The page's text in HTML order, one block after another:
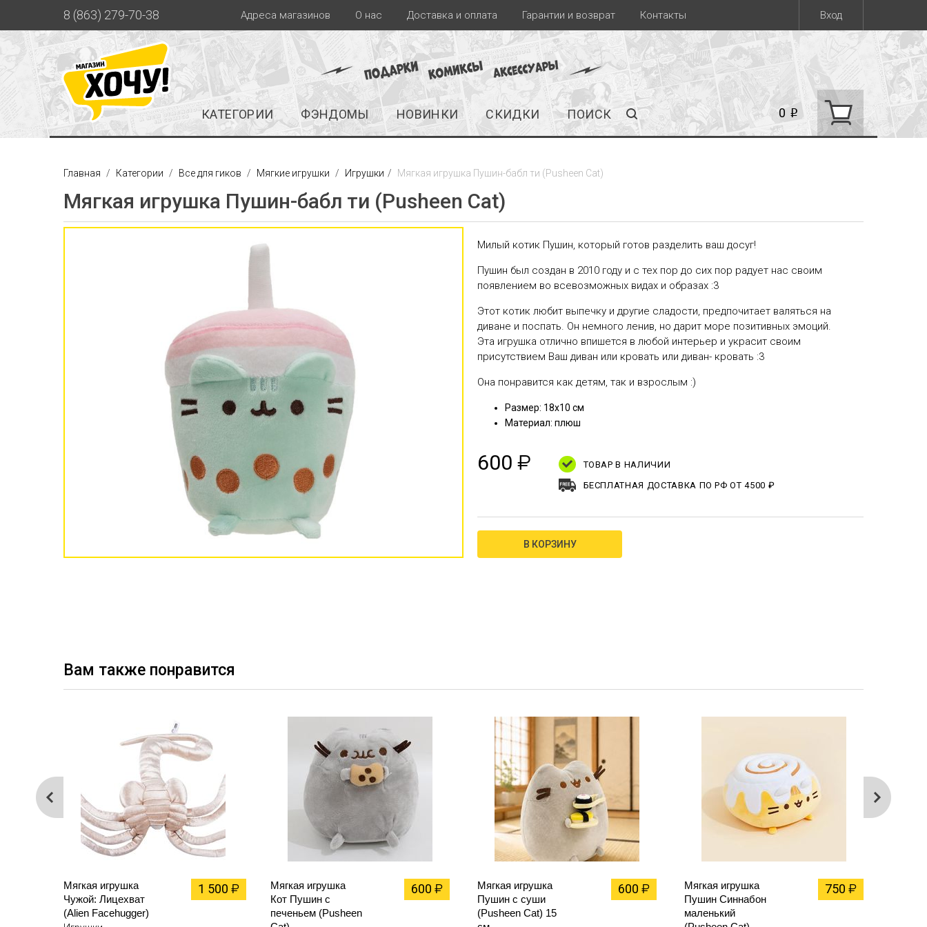
Вход
8 (863) 279-70-38 Адреса магазинов О нас Доставка и оплата Гарантии и возврат Контакты
КАТЕГОРИИ ФЭНДОМЫ НОВИНКИ СКИДКИ ПОИСК 0 i
Главная Категории Все для гиков Мягкие игрушки Игрушки Мягкая игрушка Пушин-бабл ти (Pusheen Cat)
Мягкая игрушка Пушин-бабл ти (Pusheen Cat)
Милый котик Пушин, который готов разделить ваш досуг!
Пушин был создан в 2010 году и с тех пор до сих пор радует нас своим
появлением во всевозможных видах и образах :3
Этот котик любит выпечку и другие сладости, предпочитает валяться на
диване и поспать. Он немного ленив, но дарит море позитивных эмоций.
Эта игрушка отлично впишется в любой интерьер и украсит своим
присутствием Ваш диван или кровать или диван- кровать :3
Она понравится как детям, так и взрослым :)
Размер: 18х10 см
Материал: плюш
600 ₽
ТОВАР В НАЛИЧИИ
БЕСПЛАТНАЯ ДОСТАВКА ПО РФ ОТ 4500 ₽
В КОРЗИНУ
Вам также понравится
Мягкая игрушка
Чужой: Лицехват
(Alien Facehugger)
1 500 ₽
Мягкая игрушка
Кот Пушин с
печеньем (Pusheen
600 ₽
Мягкая игрушка
Пушин с суши
(Pusheen Cat) 15
600 ₽
Мягкая игрушка
Пушин Синнабон
маленький
750 ₽